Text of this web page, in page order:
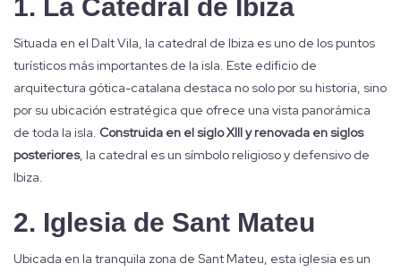
1. La Catedral de Ibiza
Situada en el Dalt Vila, la catedral de Ibiza es uno de los puntos
turísticos más importantes de la isla. Este edificio de
arquitectura gótica-catalana destaca no solo por su historia, sino
por su ubicación estratégica que ofrece una vista panorámica
de toda la isla. Construida en el siglo XIII y renovada en siglos
posteriores, la catedral es un símbolo religioso y defensivo de
Ibiza.
2. Iglesia de Sant Mateu
Ubicada en la tranquila zona de Sant Mateu, esta iglesia es un